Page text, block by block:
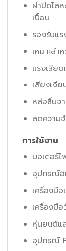
ฝาปิดโล
เปื้อน
รองรับแ
เหมาะสำ
แรงเสีย
เสียงเงีย
หล่อลื่นจ
ลดความจ
การใช้งาน
มอเตอร์
อุปกรณ์อิ
เครื่องมื
เครื่องมื
หุ่นยนต์แ
อุปกรณ์